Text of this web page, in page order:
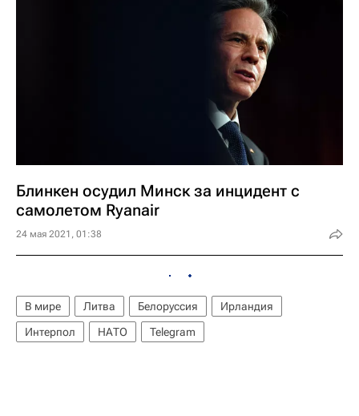
Блинкен осудил Минск за инцидент с
самолетом Ryanair
24 мая 2021, 01:38
В мире Литва Белоруссия
Ирландия
Интерпол
НАТО Telegram